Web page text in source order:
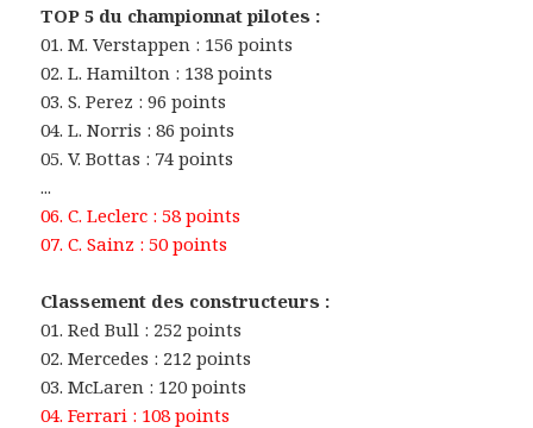
TOP 5 du championnat pilotes :
01. M. Verstappen : 156 points
02. L. Hamilton : 138 points
03. S. Perez : 96 points
04. L. Norris : 86 points
05. V. Bottas : 74 points
...
06. C. Leclerc : 58 points
07. C. Sainz : 50 points
Classement des constructeurs :
01. Red Bull : 252 points
02. Mercedes : 212 points
03. McLaren : 120 points
04. Ferrari : 108 points